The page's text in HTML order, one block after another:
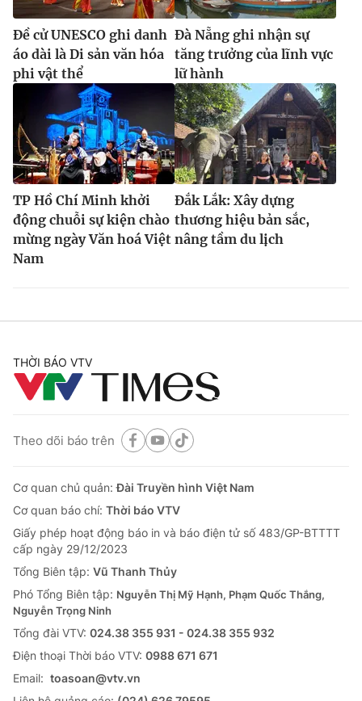
Đề cử UNESCO ghi danh
áo dài là Di sản văn hóa
phi vật thể
Đà Nẵng ghi nhận sự
tăng trưởng của lĩnh vực
lữ hành
TP Hồ Chí Minh khởi
động chuỗi sự kiện chào
mừng ngày Văn hoá Việt
Nam
Đắk Lắk: Xây dựng
thương hiệu bản sắc,
nâng tầm du lịch
THỜI BÁO VTV
Theo dõi báo trên
Cơ quan chủ quản:Đài Truyền hình Việt Nam
Cơ quan báo chí: Thời báo VTV
Giấy phép hoạt động báo in và báo điện tử số 483/GP-BTTTT
cấp ngày 29/12/2023
Tổng Biên tập: Vũ Thanh Thủy
Phó Tổng Biên tập: Nguyễn Thị Mỹ Hạnh, Phạm Quốc Thắng,
Nguyễn Trọng Ninh
Tổng đài VTV: 024.38 355 931 - 024.38 355 932
Ðiện thoại Thời báo VTV: 0988 671 671
Email: toasoan@vtv.vn